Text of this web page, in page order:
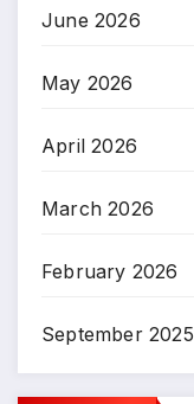
June 2026
May 2026
April 2026
March 2026
February 2026
September 2025